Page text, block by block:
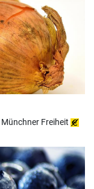
Münchner Freiheit